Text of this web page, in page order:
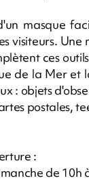
masque
visiteurs.
ces
de la Mer et
: objets
postales,
:
de 10h